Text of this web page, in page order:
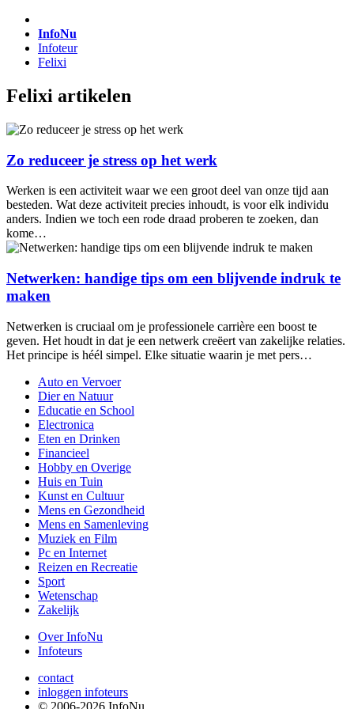
InfoNu
Infoteur
Felixi
Felixi artikelen
Zo reduceer je stress op het werk
Werken is een activiteit waar we een groot deel van onze tijd aan
besteden. Wat deze activiteit precies inhoudt, is voor elk individu
anders. Indien we toch een rode draad proberen te zoeken, dan
kome…
Netwerken: handige tips om een blijvende indruk te
maken
Netwerken is cruciaal om je professionele carrière een boost te
geven. Het houdt in dat je een netwerk creëert van zakelijke relaties.
Het principe is héél simpel. Elke situatie waarin je met pers…
Auto en Vervoer
Dier en Natuur
Educatie en School
Electronica
Eten en Drinken
Financieel
Hobby en Overige
Huis en Tuin
Kunst en Cultuur
Mens en Gezondheid
Mens en Samenleving
Muziek en Film
Pc en Internet
Reizen en Recreatie
Sport
Wetenschap
Zakelijk
Over InfoNu
Infoteurs
contact
inloggen infoteurs
© 2006-2026 InfoNu